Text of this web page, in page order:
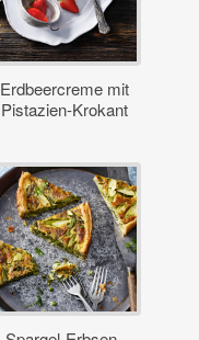
Erdbeercreme mit
Pistazien-Krokant